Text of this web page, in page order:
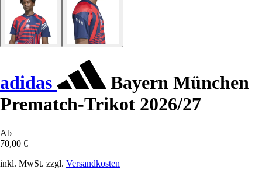
adidas
Bayern München
Prematch-Trikot 2026/27
Ab
70,00 €
inkl. MwSt. zzgl. Versandkosten